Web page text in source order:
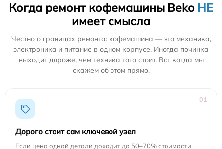
Когда ремонт кофемашины Beko НЕ
имеет смысла
Честно о границах ремонта: кофемашина — это механика,
электроника и питание в одном корпусе. Иногда починка
выходит дороже, чем техника того стоит. Вот когда мы
скажем об этом прямо.
01
Дорого стоит сам ключевой узел
Если цена одной детали доходит до 50–70% стоимости